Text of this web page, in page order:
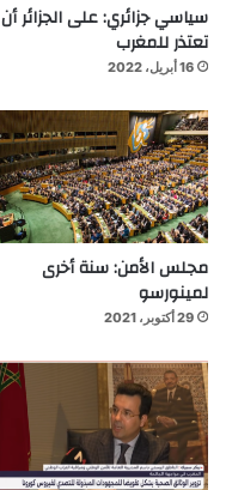
سياسي جزائري: على الجزائر أن
تعتذر للمغرب
16 أبريل، 2022
مجلس الأمن: سنة أخرى
لمينورسو
29 أكتوبر، 2021